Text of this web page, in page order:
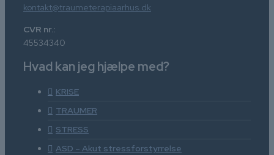
kontakt@traumeterapiaarhus.dk
CVR nr.:
45534340
Hvad kan jeg hjælpe med?
KRISE
TRAUMER
STRESS
ASD – Akut stressforstyrrelse